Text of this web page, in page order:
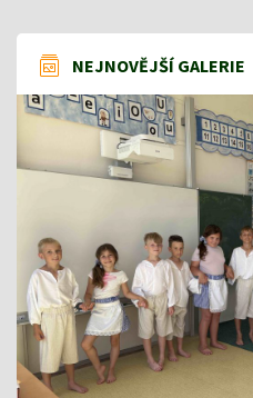
NEJNOVĚJŠÍ GALERIE